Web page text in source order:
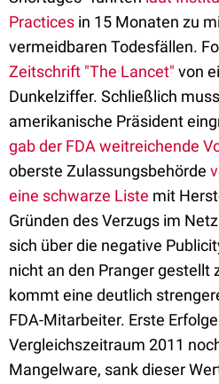
Practices in 15 Monaten zu
vermeidbaren Todesfällen.
Zeitschrift "The Lancet" von
Dunkelziffer. Schließlich
amerikanische Präsident
gab der FDA weitreichende
oberste Zulassungsbehörde
eine schwarze Liste mit
Gründen des Verzugs im
sich über die negative
nicht an den Pranger gestellt
kommt eine deutlich
FDA-Mitarbeiter. Erste
Vergleichszeitraum 2011
Mangelware, sank dieser